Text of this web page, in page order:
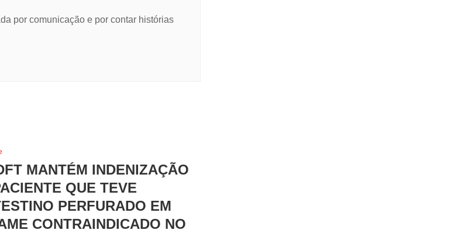
por comunicação e por contar histórias
MANTÉM INDENIZAÇÃO
QUE TEVE
PERFURADO EM
CONTRAINDICADO NO